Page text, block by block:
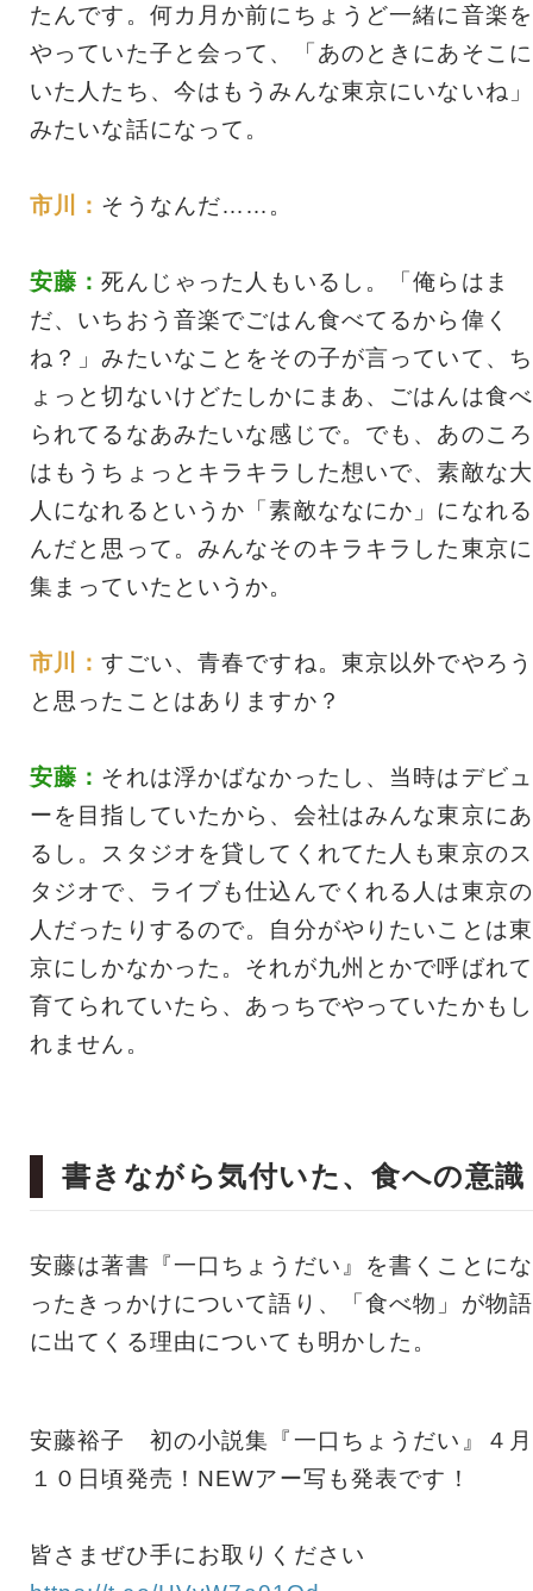
たんです。何カ月か前にちょうど一緒に音楽を
やっていた子と会って、「あのときにあそこに
いた人たち、今はもうみんな東京にいないね」
みたいな話になって。
市川： そうなんだ……。
安藤：死んじゃった人もいるし。「俺らはま
だ、いちおう音楽でごはん食べてるから偉く
ね？」みたいなことをその子が言っていて、ち
ょっと切ないけどたしかにまあ、ごはんは食べ
られてるなあみたいな感じで。でも、あのころ
はもうちょっとキラキラした想いで、素敵な大
人になれるというか「素敵ななにか」になれる
んだと思って。みんなそのキラキラした東京に
集まっていたというか。
市川：すごい、青春ですね。東京以外でやろう
と思ったことはありますか？
安藤： それは浮かばなかったし、当時はデビュ
ーを目指していたから、会社はみんな東京にあ
るし。スタジオを貸してくれてた人も東京のス
タジオで、ライブも仕込んでくれる人は東京の
人だったりするので。自分がやりたいことは東
京にしかなかった。それが九州とかで呼ばれて
育てられていたら、あっちでやっていたかもし
れません。
書きながら気付いた、食への意識
安藤は著書『一口ちょうだい』を書くことにな
ったきっかけについて語り、「食べ物」が物語
に出てくる理由についても明かした。
安藤裕子 初の小説集『一口ちょうだい』４月
１０日頃発売！NEWアー写も発表です！
皆さまぜひ手にお取りください